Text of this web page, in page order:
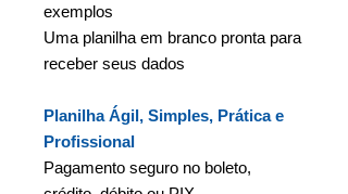
exemplos
Uma planilha em branco pronta para
receber seus dados
Planilha Ágil, Simples, Prática e
Profissional
Pagamento seguro no boleto,